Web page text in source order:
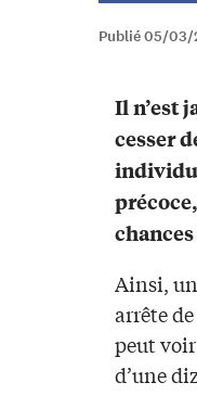
Publié 05/03/
Il n’est
cesser
individu
Ainsi,
arrête
peut
d’une